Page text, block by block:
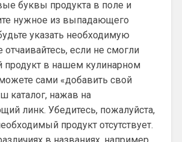
буквы продукта в поле и
нужное из выпадающего
указать необходимую
отчаивайтесь, если не смогли
продукт в нашем кулинарном
сами «добавить свой
каталог, нажав на
линк. Убедитесь, пожалуйста,
продукт отсутствует.